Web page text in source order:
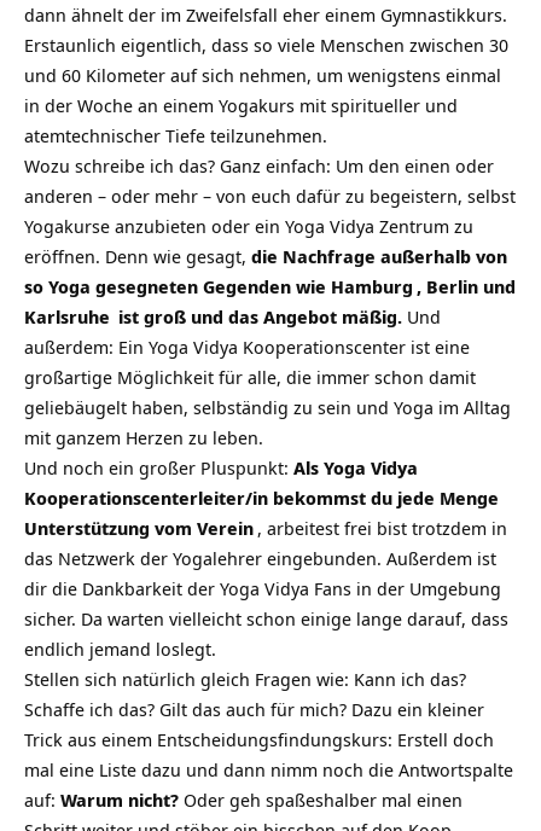
dann ähnelt der im Zweifelsfall eher einem Gymnastikkurs.
Erstaunlich eigentlich, dass so viele Menschen zwischen 30
und 60 Kilometer auf sich nehmen, um wenigstens einmal
in der Woche an einem Yogakurs mit spiritueller und
atemtechnischer Tiefe teilzunehmen.
Wozu schreibe ich das? Ganz einfach: Um den einen oder
anderen – oder mehr – von euch dafür zu begeistern, selbst
Yogakurse anzubieten oder ein Yoga Vidya Zentrum zu
eröffnen. Denn wie gesagt, die Nachfrage außerhalb von
so Yoga gesegneten Gegenden wie Hamburg , Berlin und
Karlsruhe ist groß und das Angebot mäßig. Und
außerdem: Ein Yoga Vidya Kooperationscenter ist eine
großartige Möglichkeit für alle, die immer schon damit
geliebäugelt haben, selbständig zu sein und Yoga im Alltag
mit ganzem Herzen zu leben.
Und noch ein großer Pluspunkt: Als Yoga Vidya
Kooperationscenterleiter/in bekommst du jede Menge
Unterstützung vom Verein , arbeitest frei bist trotzdem in
das Netzwerk der Yogalehrer eingebunden. Außerdem ist
dir die Dankbarkeit der Yoga Vidya Fans in der Umgebung
sicher. Da warten vielleicht schon einige lange darauf, dass
endlich jemand loslegt.
Stellen sich natürlich gleich Fragen wie: Kann ich das?
Schaffe ich das? Gilt das auch für mich? Dazu ein kleiner
Trick aus einem Entscheidungsfindungskurs: Erstell doch
mal eine Liste dazu und dann nimm noch die Antwortspalte
auf: Warum nicht? Oder geh spaßeshalber mal einen